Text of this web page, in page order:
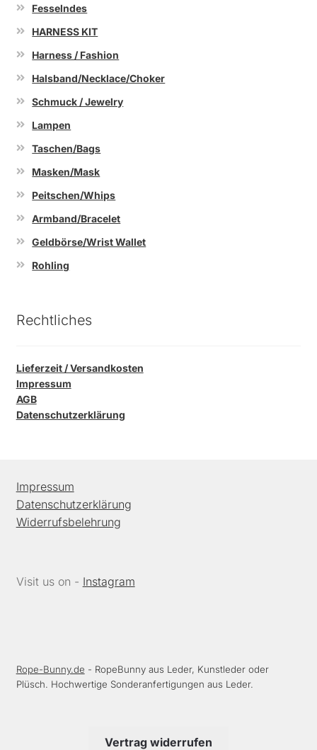
Fesselndes
HARNESS KIT
Harness / Fashion
Halsband/Necklace/Choker
Schmuck / Jewelry
Lampen
Taschen/Bags
Masken/Mask
Peitschen/Whips
Armband/Bracelet
Geldbörse/Wrist Wallet
Rohling
Rechtliches
Lieferzeit / Versandkosten
Impressum
AGB
Datenschutzerklärung
Impressum
Datenschutzerklärung
Widerrufsbelehrung
Visit us on - Instagram
Rope-Bunny.de - RopeBunny aus Leder, Kunstleder oder
Plüsch. Hochwertige Sonderanfertigungen aus Leder.
Vertrag widerrufen